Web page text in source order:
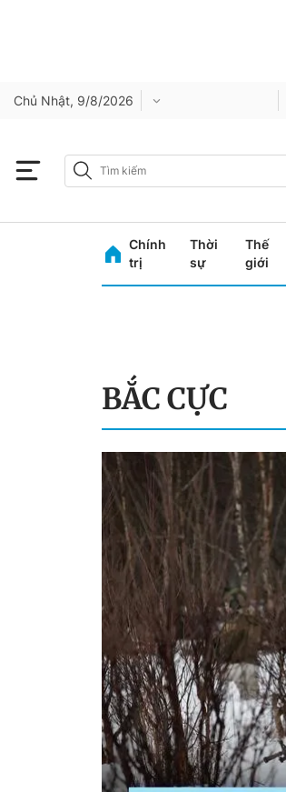
Chủ Nhật, 9/8/2026
Chính
trị
Thời
sự
Thế
giới
BẮC CỰC